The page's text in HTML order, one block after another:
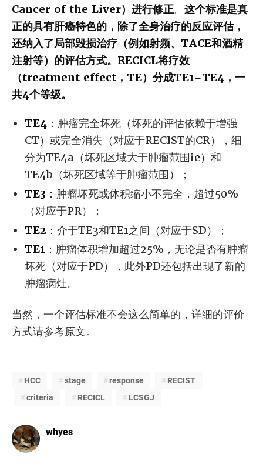
Cancer of the Liver）进行修正。 这个标准是真
正的具有肝癌特色的，除了全身治疗的反应评估，
还纳入了局部毁损治疗（例如射频、TACE和酒精
注射等）的评估方式。RECICL将疗效
（treatment effect，TE）分成TE1~TE4，一
共4个等级。
TE4 ：肿瘤完全坏死（坏死的评估依赖于增强
CT）或完全消失（对应于RECIST的CR），细
分为TE4a（坏死区域大于肿瘤范围ie）和
TE4b（坏死区域等于肿瘤范围）；
TE3 ：肿瘤坏死或体积缩小不完全，超过50%
（对应于PR）；
TE2 ：介于TE3和TE1之间（对应于SD）；
TE1 ：肿瘤体积增加超过25%，无论是否有肿瘤
坏死（对应于PD），此外PD还包括出现了新的
肿瘤病灶。
当然，一个评估标准不会这么简单的，详细的评价
方式请参考原文。
HCC stage response
RECIST
criteria
RECICL LCSGJ
whyes